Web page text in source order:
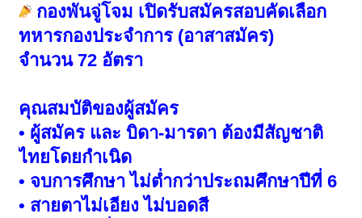
กองพันจู่โจม เปิดรับสมัครสอบคัดเลือก
ทหารกองประจำการ (อาสาสมัคร)
จำนวน 72 อัตรา
คุณสมบัติของผู้สมัคร
• ผู้สมัคร และ บิดา-มารดา ต้องมีสัญชาติ
ไทยโดยกำเนิด
• จบการศึกษา ไม่ต่ำกว่าประถมศึกษาปีที่ 6
• สายตาไม่เอียง ไม่บอดสี